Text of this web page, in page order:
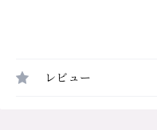
レビュー